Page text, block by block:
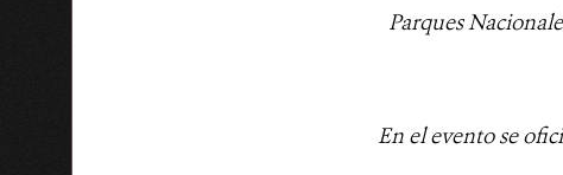
Parques
En el evento se